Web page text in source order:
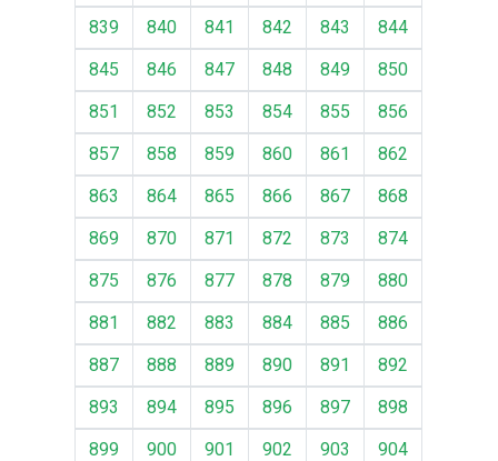
839
840 841 842 843
844
845
846 847 848 849
850
851
852 853 854 855
856
857
858 859 860 861
862
863
864 865 866 867
868
869
870 871 872 873
874
875
876 877 878 879
880
881
882 883 884 885
886
887
888 889 890 891
892
893
894 895 896 897
898
899
900 901 902 903
904